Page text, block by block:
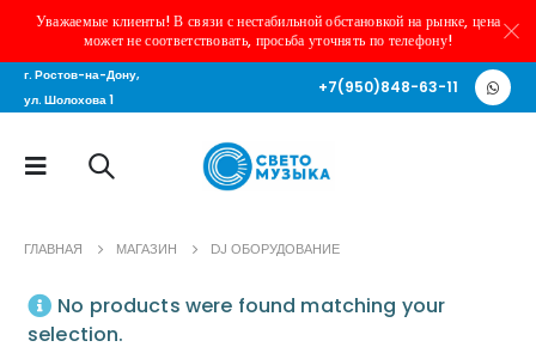
Уважаемые клиенты! В связи с нестабильной обстановкой на рынке, цена
может не соответствовать, просьба уточнять по телефону!
г. Ростов-на-Дону,
ул. Шолохова 1
+7(950)848-63-11
ГЛАВНАЯ МАГАЗИН DJ ОБОРУДОВАНИЕ
No products were found matching your
selection.